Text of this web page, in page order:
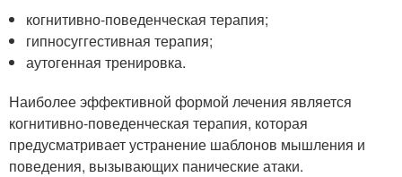
когнитивно-поведенческая терапия;
гипносуггестивная терапия;
аутогенная тренировка.
Наиболее эффективной формой лечения является
когнитивно-поведенческая терапия, которая
предусматривает устранение шаблонов мышления и
поведения, вызывающих панические атаки.